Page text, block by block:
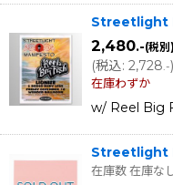
Streetlight
2,480.-(税別)
(税込: 2,728 .-)
在庫わずか
w/ Reel Big
Streetlight
在庫数 在庫な